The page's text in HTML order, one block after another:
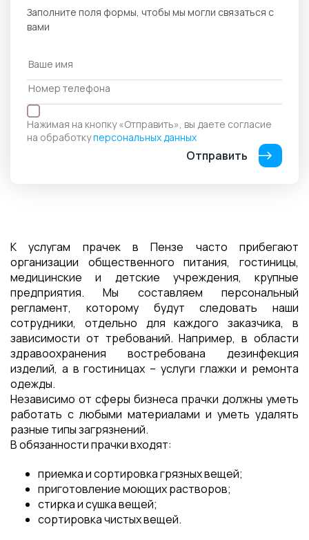
Заполните поля формы, чтобы мы могли связаться с
вами
Нажимая на кнопку «Отправить», вы даете согласие
на обработкуперсональных данных
Отправить
К услугам прачек в Пензе часто прибегают
организации общественного питания, гостиницы,
медицинские и детские учреждения, крупные
предприятия. Мы составляем персональный
регламент, которому будут следовать наши
сотрудники, отдельно для каждого заказчика, в
зависимости от требований. Например, в области
здравоохранения востребована дезинфекция
изделий, а в гостиницах – услуги глажки и ремонта
одежды.
Независимо от сферы бизнеса прачки должны уметь
работать с любыми материалами и уметь удалять
разные типы загрязнений.
В обязанности прачки входят:
приемка и сортировка грязных вещей;
приготовление моющих растворов;
стирка и сушка вещей;
сортировка чистых вещей.